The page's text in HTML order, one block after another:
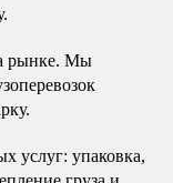
рынке. Мы
услуг: упаковка,